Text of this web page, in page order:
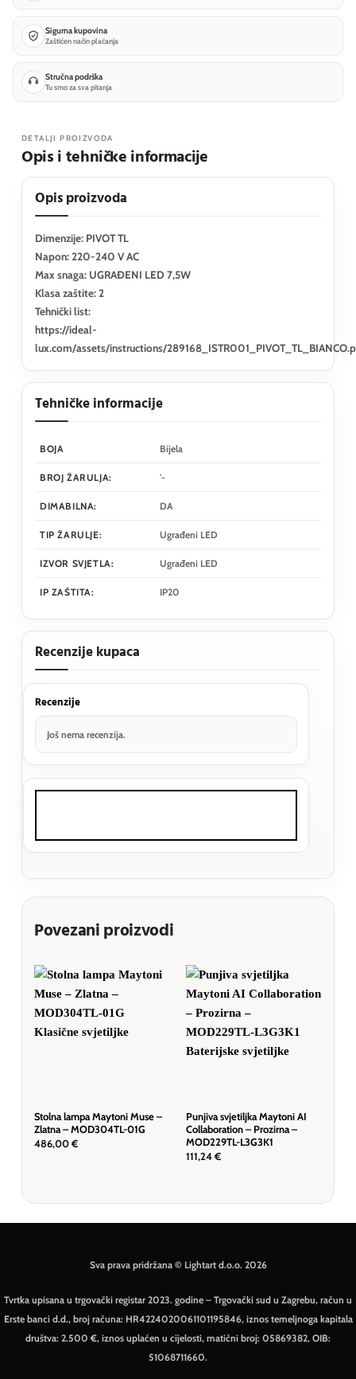
Sigurna kupovina
Zaštićen način plaćanja
Stručna podrška
Tu smo za sva pitanja
DETALJI PROIZVODA
Opis i tehničke informacije
Opis proizvoda
Dimenzije: PIVOT TL
Napon: 220-240 V AC
Max snaga: UGRAĐENI LED 7,5W
Klasa zaštite: 2
Tehnički list:
https://ideal-
lux.com/assets/instructions/
Tehničke informacije
BOJA Bijela
BROJ ŽARULJA: '-
DIMABILNA: DA
TIP ŽARULJE: Ugrađeni LED
IZVOR SVJETLA: Ugrađeni LED
IP ZAŠTITA: IP20
Recenzije kupaca
Recenzije
Još nema recenzija.
Povezani proizvodi
Stolna lampa Maytoni Muse –
Zlatna – MOD304TL-01G
486,00 €
Punjiva svjetiljka Maytoni AI
Collaboration – Prozirna –
MOD229TL-L3G3K1
111,24 €
Sva prava pridržana © Lightart d.o.o. 2026
Tvrtka upisana u trgovački registar 2023. godine – Trgovački sud u Zagrebu, račun u
Erste banci d.d., broj računa: HR4224020061101195846, iznos temeljnoga kapitala
društva: 2.500 €, iznos uplaćen u cijelosti, matični broj: 05869382, OIB:
51068711660.